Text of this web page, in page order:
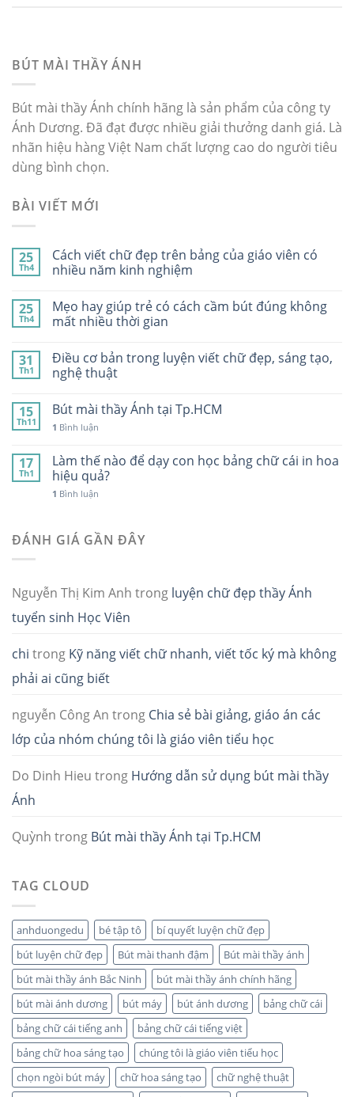
BÚT MÀI THẦY ÁNH
Bút mài thầy Ánh chính hãng là sản phẩm của công ty
Ánh Dương. Đã đạt được nhiều giải thưởng danh giá. Là
nhãn hiệu hàng Việt Nam chất lượng cao do người tiêu
dùng bình chọn.
BÀI VIẾT MỚI
25
Th4
Cách viết chữ đẹp trên bảng của giáo viên có
nhiều năm kinh nghiệm
25
Th4
Mẹo hay giúp trẻ có cách cầm bút đúng không
mất nhiều thời gian
31
Th1
Điều cơ bản trong luyện viết chữ đẹp, sáng tạo,
nghệ thuật
15
Th11
Bút mài thầy Ánh tại Tp.HCM
1 Bình luận
17
Th1
Làm thế nào để dạy con học bảng chữ cái in hoa
hiệu quả?
1 Bình luận
ĐÁNH GIÁ GẦN ĐÂY
Nguyễn Thị Kim Anh trong luyện chữ đẹp thầy Ánh
tuyển sinh Học Viên
chi trong Kỹ năng viết chữ nhanh, viết tốc ký mà không
phải ai cũng biết
nguyễn Công An trong Chia sẻ bài giảng, giáo án các
lớp của nhóm chúng tôi là giáo viên tiểu học
Do Dinh Hieu trong Hướng dẫn sử dụng bút mài thầy
Ánh
Quỳnh trong Bút mài thầy Ánh tại Tp.HCM
TAG CLOUD
anhduongedu bé tập tô
bí quyết luyện chữ đẹp
bút luyện chữ đẹp
Bút mài thanh đậm
Bút mài thầy ánh
bút mài thầy ánh Bắc Ninh
bút mài thầy ánh chính hãng
bút mài ánh dương
bút máy bút ánh dương
bảng chữ cái
bảng chữ cái tiếng anh
bảng chữ cái tiếng việt
bảng chữ hoa sáng tạo
chúng tôi là giáo viên tiểu học
chọn ngòi bút máy
chữ hoa sáng tạo
chữ nghệ thuật